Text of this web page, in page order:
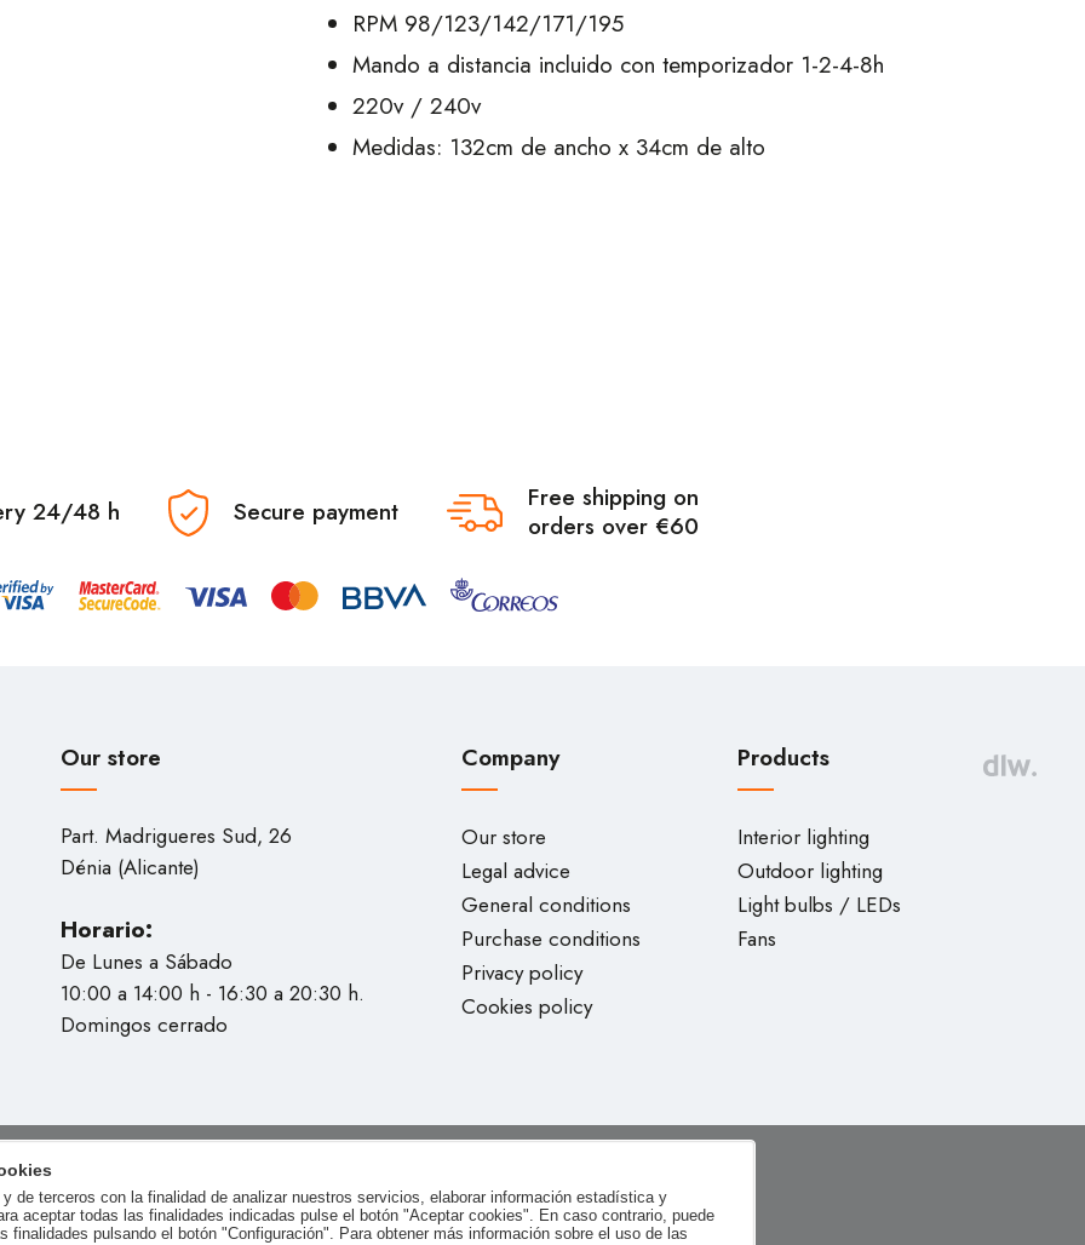
RPM 98/123/142/171/195
Mando a distancia incluido con temporizador 1-2-4-8h
220v / 240v
Medidas: 132cm de ancho x 34cm de alto
24/48 h Secure payment
Free shipping on
orders over €60
Our store
Part. Madrigueres Sud, 26
Dénia (Alicante)
Horario:
De Lunes a Sábado
10:00 a 14:00 h - 16:30 a 20:30 h.
Domingos cerrado
Company
Our store
Legal advice
General conditions
Purchase conditions
Privacy policy
Cookies policy
Products
Interior lighting
Outdoor lighting
Light bulbs / LEDs
Fans
de terceros con la finalidad de analizar nuestros servicios, elaborar información estadística y
aceptar todas las finalidades indicadas pulse el botón "Aceptar cookies". En caso contrario, puede
finalidades pulsando el botón "Configuración". Para obtener más información sobre el uso de las